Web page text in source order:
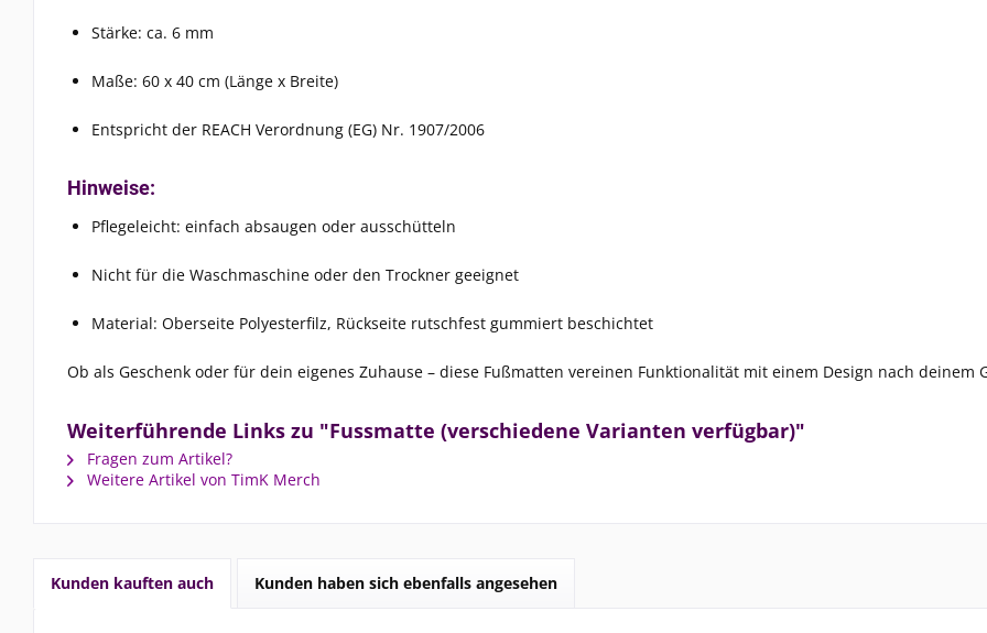
Stärke: ca. 6 mm
Maße: 60 x 40 cm (Länge x Breite)
Entspricht der REACH Verordnung (EG) Nr. 1907/2006
Hinweise:
Pflegeleicht: einfach absaugen oder ausschütteln
Nicht für die Waschmaschine oder den Trockner geeignet
Material: Oberseite Polyesterfilz, Rückseite rutschfest gummiert beschichtet
Ob als Geschenk oder für dein eigenes Zuhause – diese Fußmatten vereinen Funktionalität mit einem Design nach deinem
Weiterführende Links zu "Fussmatte (verschiedene Varianten verfügbar)"
Fragen zum Artikel?
Weitere Artikel von TimK Merch
Kunden kauften auch Kunden haben sich ebenfalls angesehen